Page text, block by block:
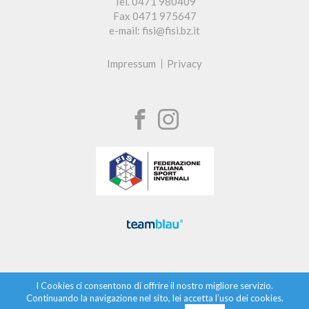
Fax 0471 975647
e-mail: fisi@fisi.bz.it
Impressum Privacy
I Cookies ci consentono di offrire il nostro migliore servizio.
Continuando la navigazione nel sito, lei accetta l’uso dei cookies.